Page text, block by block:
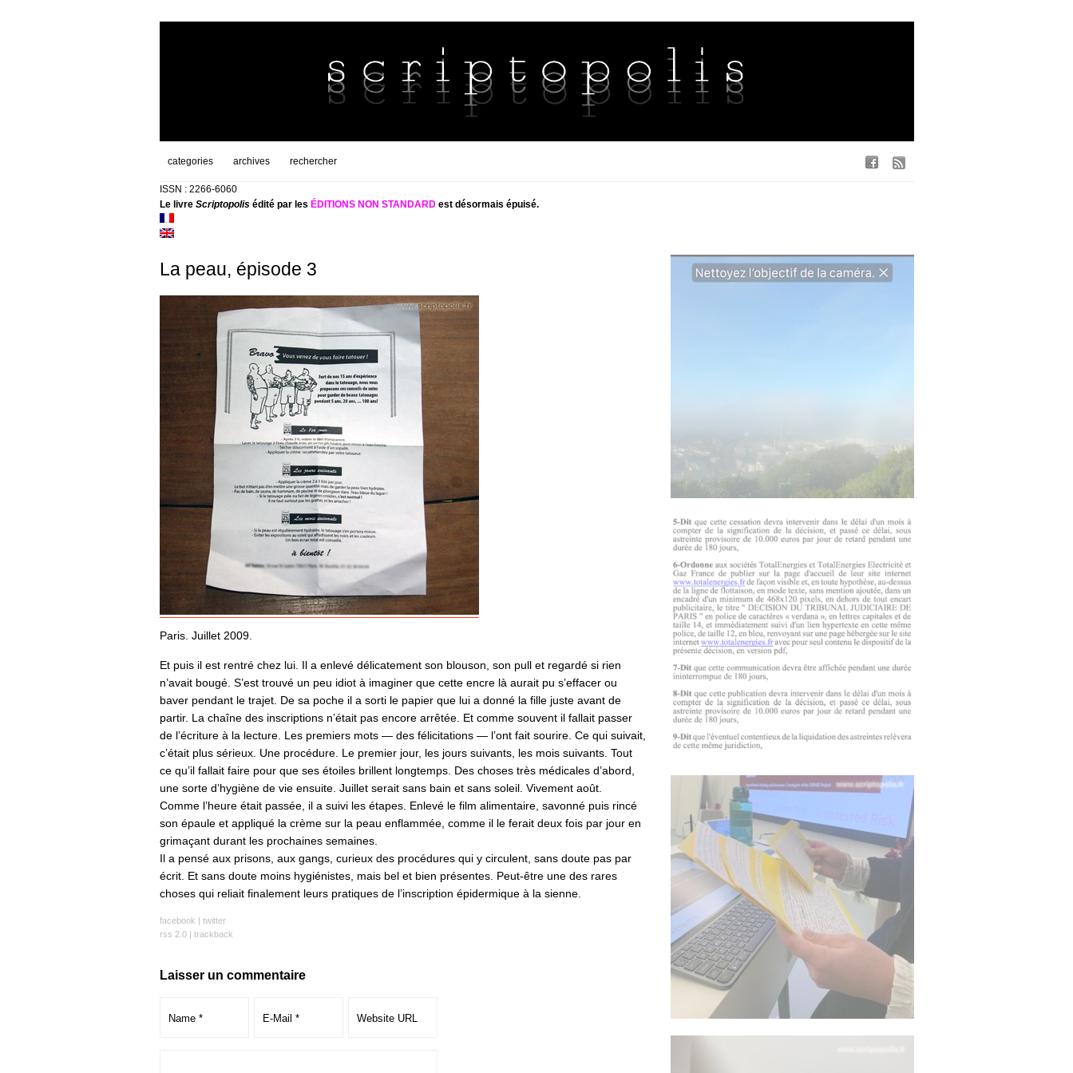
categories archives rechercher
ISSN : 2266-6060
Le livre Scriptopolisédité par les ÉDITIONS NON STANDARDest désormais épuisé.
La peau, épisode 3
Paris. Juillet 2009.
Et puis il est rentré chez lui. Il a enlevé délicatement son blouson, son pull et regardé si rien
n’avait bougé. S’est trouvé un peu idiot à imaginer que cette encre là aurait pu s’effacer ou
baver pendant le trajet. De sa poche il a sorti le papier que lui a donné la fille juste avant de
partir. La chaîne des inscriptions n’était pas encore arrêtée. Et comme souvent il fallait passer
de l’écriture à la lecture. Les premiers mots — des félicitations — l’ont fait sourire. Ce qui suivait,
c’était plus sérieux. Une procédure. Le premier jour, les jours suivants, les mois suivants. Tout
ce qu’il fallait faire pour que ses étoiles brillent longtemps. Des choses très médicales d’abord,
une sorte d’hygiène de vie ensuite. Juillet serait sans bain et sans soleil. Vivement août.
Comme l’heure était passée, il a suivi les étapes. Enlevé le film alimentaire, savonné puis rincé
son épaule et appliqué la crème sur la peau enflammée, comme il le ferait deux fois par jour en
grimaçant durant les prochaines semaines.
Il a pensé aux prisons, aux gangs, curieux des procédures qui y circulent, sans doute pas par
écrit. Et sans doute moins hygiénistes, mais bel et bien présentes. Peut-être une des rares
choses qui reliait finalement leurs pratiques de l’inscription épidermique à la sienne.
facebook | twitter
rss 2.0| trackback
Laisser un commentaire